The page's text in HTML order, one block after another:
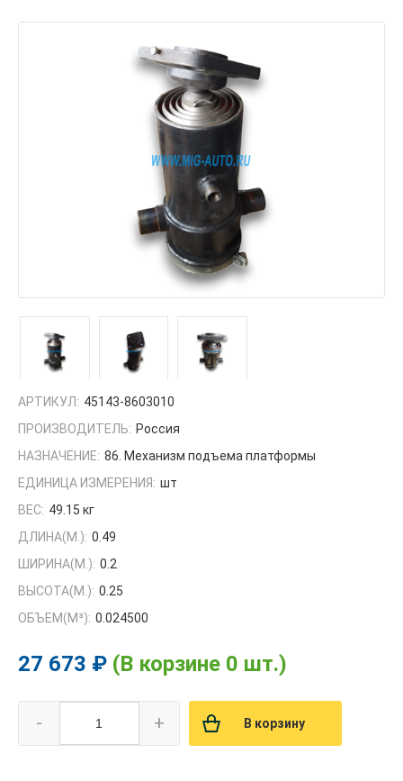
АРТИКУЛ: 45143-8603010
ПРОИЗВОДИТЕЛЬ: Россия
НАЗНАЧЕНИЕ: 86. Механизм подъема платформы
ЕДИНИЦА ИЗМЕРЕНИЯ: шт
ВЕС: 49.15 кг
ДЛИНА(М.): 0.49
ШИРИНА(М.): 0.2
ВЫСОТА(М.): 0.25
ОБЪЕМ(M³): 0.024500
27 673 ₽ (В корзине 0 шт.)
- + В корзину